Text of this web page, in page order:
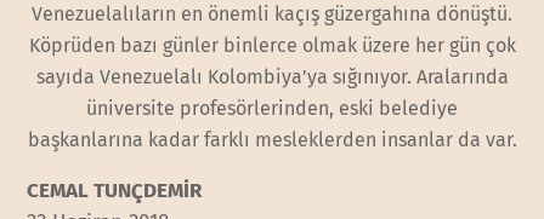
Venezuelalıların en önemli kaçış güzergahına dönüştü.
Köprüden bazı günler binlerce olmak üzere her gün çok
sayıda Venezuelalı Kolombiya’ya sığınıyor. Aralarında
üniversite profesörlerinden, eski belediye
başkanlarına kadar farklı mesleklerden insanlar da var.
CEMAL TUNÇDEMİR